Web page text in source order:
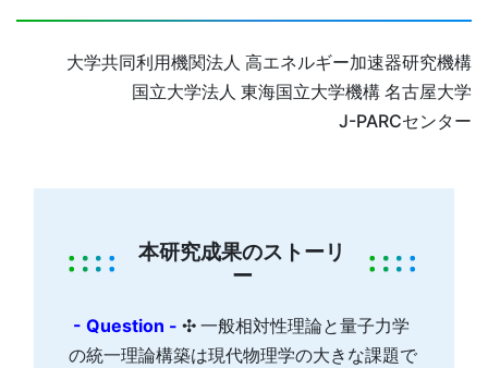
大学共同利用機関法人 高エネルギー加速器研究機構
国立大学法人 東海国立大学機構 名古屋大学
J-PARCセンター
本研究成果のストーリ
ー
- Question - ✣ 一般相対性理論と量子力学
の統一理論構築は現代物理学の大きな課題で